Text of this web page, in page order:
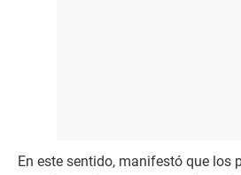
En este sentido, manifestó que los